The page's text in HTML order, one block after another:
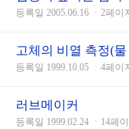
등록일 2005.06.16 ㆍ2페이
고체의 비열 측정(
등록일 1999.10.05 ㆍ4페이
러브메이커
등록일 1999.02.24 ㆍ14페이